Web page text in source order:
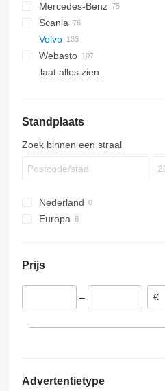
XF
EuroCargo
Eurotech
S-Way
Stralis
TGA
TGL
TGM
TGS
TGX
Mercedes-Benz
A-Class
Actros
Antos
Arocs
MB
Canter
Atleon
Cabstar
Kerax
Magnum
Major
Maxity
T-series
Scania
R-series
Volvo
A-series
FH
FH 500
FL7
FL12
FM7
FM 450
FMX
Webasto
laat alles zien
Standplaats
Zoek binnen een straal
Nederland
Europa
Prijs
–
Advertentietype